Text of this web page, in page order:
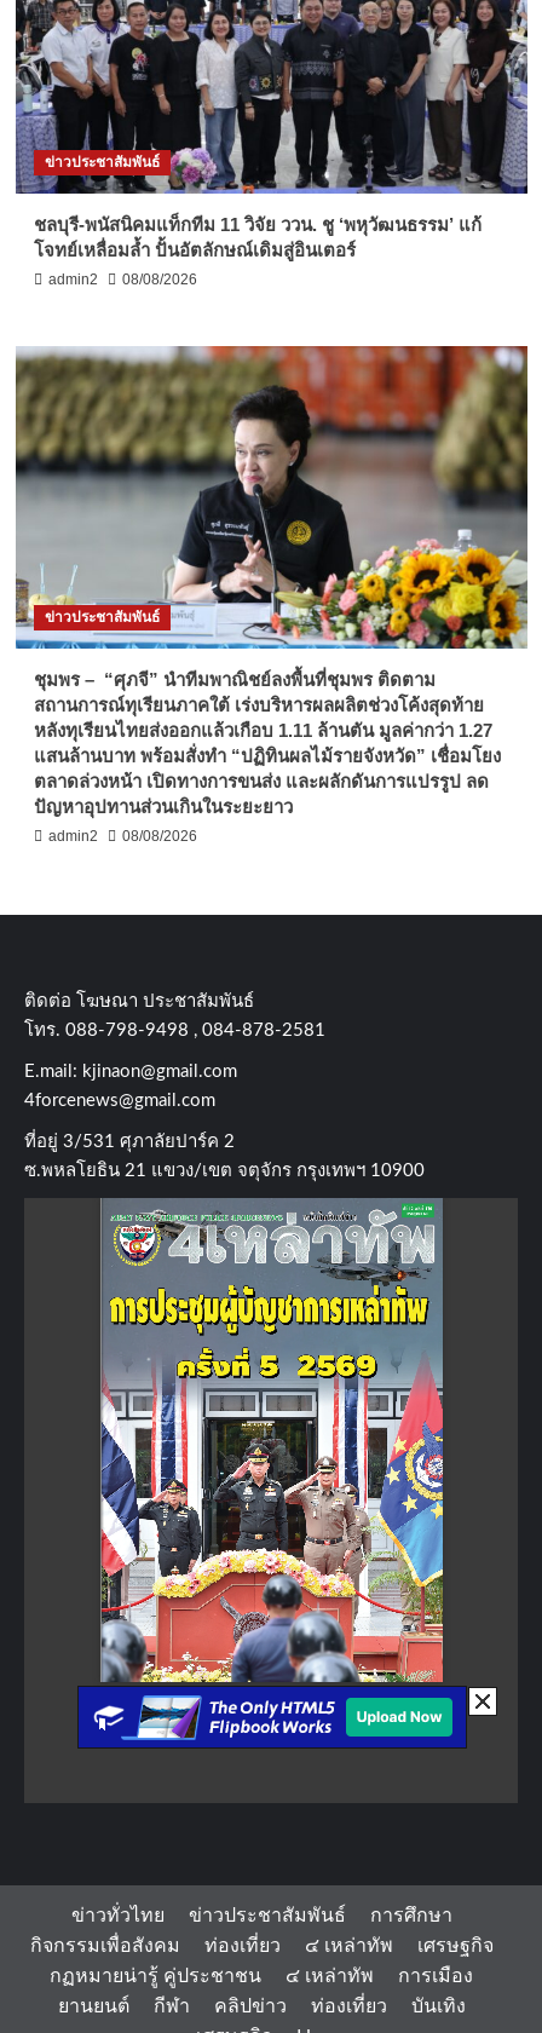
ข่าวประชาสัมพันธ์
ชลบุรี-พนัสนิคมแท็กทีม 11 วิจัย ววน. ชู ‘พหุวัฒนธรรม’ แก้
โจทย์เหลื่อมล้ำ ปั้นอัตลักษณ์เดิมสู่อินเตอร์
admin2 08/08/2026
ข่าวประชาสัมพันธ์
ชุมพร – “ศุภจี” นำทีมพาณิชย์ลงพื้นที่ชุมพร ติดตาม
สถานการณ์ทุเรียนภาคใต้ เร่งบริหารผลผลิตช่วงโค้งสุดท้าย
หลังทุเรียนไทยส่งออกแล้วเกือบ 1.11 ล้านตัน มูลค่ากว่า 1.27
แสนล้านบาท พร้อมสั่งทำ “ปฏิทินผลไม้รายจังหวัด” เชื่อมโยง
ตลาดล่วงหน้า เปิดทางการขนส่ง และผลักดันการแปรรูป ลด
ปัญหาอุปทานส่วนเกินในระยะยาว
admin2 08/08/2026
ติดต่อ​ โฆษณา​ ประชาสัมพันธ์
โทร​. 088-798-9498 , 084-878-2581
E.mail: kjinaon@gmail.com
4forcenews@gmail.com
ที่อยู่​ 3/531​ ศุภาลัยปาร์ค​ 2
ซ.พหลโยธิน​ 21​ แขวง/เขต​ จตุจักร​ กรุงเทพฯ 10900
ข่าวทั่วไทย ข่าวประชาสัมพันธ์
การศึกษา
กิจกรรมเพื่อสังคม
ท่องเที่ยว ๔ เหล่าทัพ
เศรษฐกิจ
กฏหมายน่ารู้ คู่ประชาชน
๔ เหล่าทัพ
การเมือง
ยานยนต์
กีฬา คลิปข่าว ท่องเที่ยว
บันเทิง